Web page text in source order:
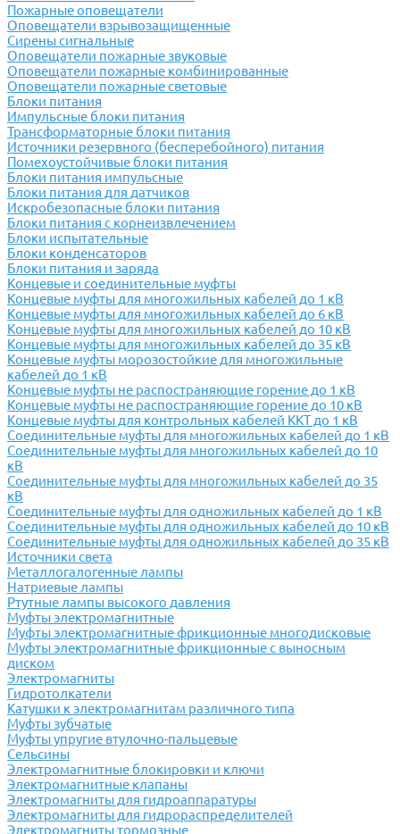
Пожарные оповещатели
Оповещатели взрывозащищенные
Сирены сигнальные
Оповещатели пожарные звуковые
Оповещатели пожарные комбинированные
Оповещатели пожарные световые
Блоки питания
Импульсные блоки питания
Трансформаторные блоки питания
Источники резервного (бесперебойного) питания
Помехоустойчивые блоки питания
Блоки питания импульсные
Блоки питания для датчиков
Искробезопасные блоки питания
Блоки питания с корнеизвлечением
Блоки испытательные
Блоки конденсаторов
Блоки питания и заряда
Концевые и соединительные муфты
Концевые муфты для многожильных кабелей до 1 кВ
Концевые муфты для многожильных кабелей до 6 кВ
Концевые муфты для многожильных кабелей до 10 кВ
Концевые муфты для многожильных кабелей до 35 кВ
Концевые муфты морозостойкие для многожильные
кабелей до 1 кВ
Концевые муфты не распостраняющие горение до 1 кВ
Концевые муфты не распостраняющие горение до 10 кВ
Концевые муфты для контрольных кабелей ККТ до 1 кВ
Соединительные муфты для многожильных кабелей до 1 кВ
Соединительные муфты для многожильных кабелей до 10
кВ
Соединительные муфты для многожильных кабелей до 35
кВ
Соединительные муфты для одножильных кабелей до 1 кВ
Соединительные муфты для одножильных кабелей до 10 кВ
Соединительные муфты для одножильных кабелей до 35 кВ
Источники света
Металлогалогенные лампы
Натриевые лампы
Ртутные лампы высокого давления
Муфты электромагнитные
Муфты электромагнитные фрикционные многодисковые
Муфты электромагнитные фрикционные с выносным
диском
Электромагниты
Гидротолкатели
Катушки к электромагнитам различного типа
Муфты зубчатые
Муфты упругие втулочно-пальцевые
Сельсины
Электромагнитные блокировки и ключи
Электромагнитные клапаны
Электромагниты для гидроаппаратуры
Электромагниты для гидрораспределителей
Электромагниты тормозные